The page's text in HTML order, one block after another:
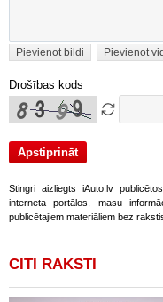
Pievienot bildi Pievienot
Drošības kods
Stingri aizliegts iAuto.lv
interneta portālos, masu
publicētajiem materiāliem bez
CITI RAKSTI